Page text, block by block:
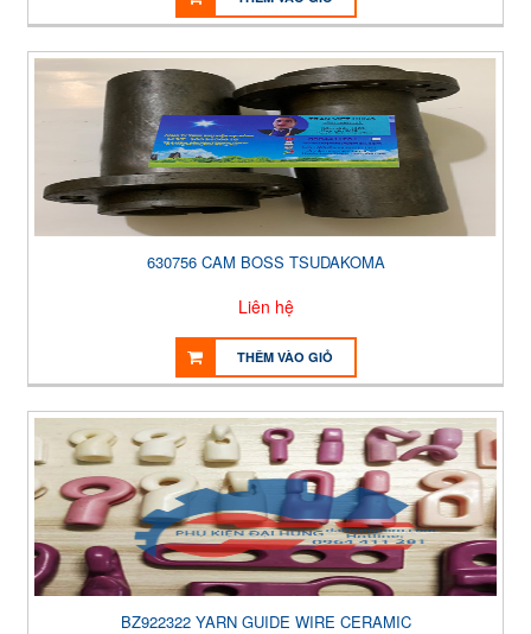
630756 CAM BOSS TSUDAKOMA
Liên hệ
THÊM VÀO GIỎ
BZ922322 YARN GUIDE WIRE CERAMIC